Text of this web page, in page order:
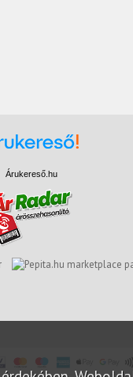
Árukereső.hu
marketplace